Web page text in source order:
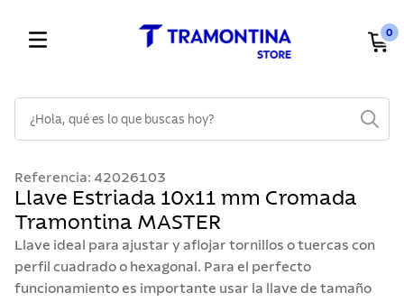
0
Referencia: 42026103
Llave Estriada 10x11 mm Cromada
Tramontina MASTER
Llave ideal para ajustar y aflojar tornillos o tuercas con
perfil cuadrado o hexagonal. Para el perfecto
funcionamiento es importante usar la llave de tamaño
1 .
cuchillos
2.
cubiertos
3.
sarten
4.
lavaplatos